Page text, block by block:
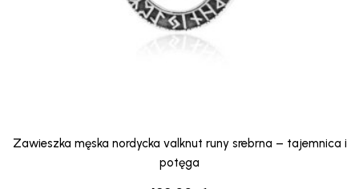
Zawieszka męska nordycka valknut runy srebrna – tajemnica i
potęga